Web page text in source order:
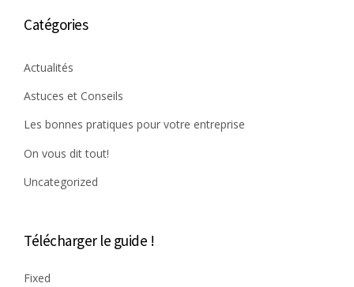
Catégories
Actualités
Astuces et Conseils
Les bonnes pratiques pour votre entreprise
On vous dit tout!
Uncategorized
Télécharger le guide !
Fixed